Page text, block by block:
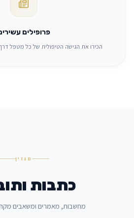
פרופילים
הכירו את הגישה הטיפולית של כל מטפל
מגזין
כתבות
מחשבות, מאמרים ומשאבים